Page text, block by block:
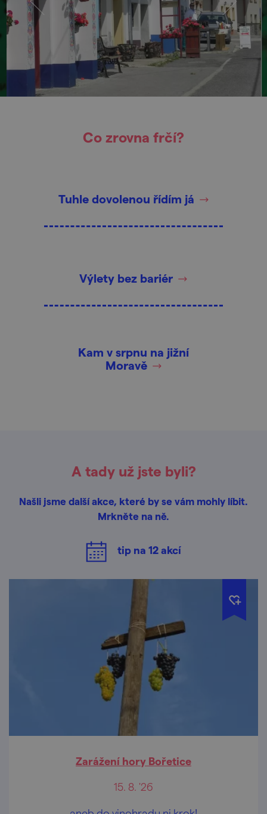
Co zrovna frčí?
Tuhle dovolenou řídím já
Výlety bez bariér
Kam v srpnu na jižní
Moravě
A tady už jste byli?
Našli jsme další akce, které by se vám mohly líbit.
Mrkněte na ně.
tip na 12akcí
Zarážení hory Bořetice
15. 8. '26